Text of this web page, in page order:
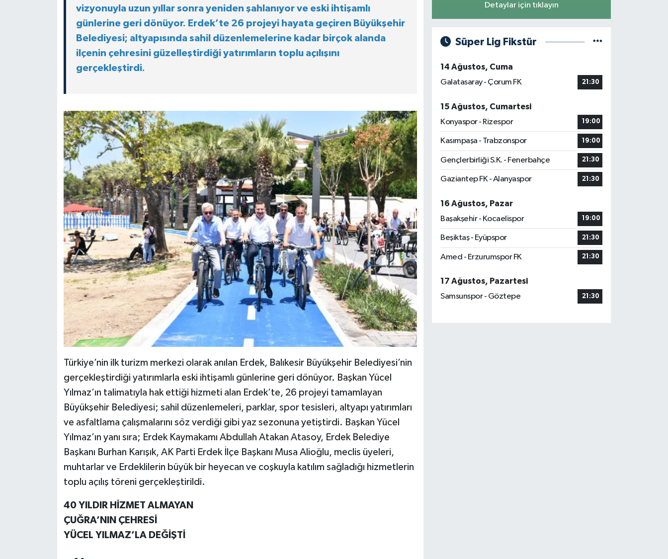
vizyonuyla uzun yıllar sonra yeniden şahlanıyor ve eski ihtişamlı
günlerine geri dönüyor. Erdek’te 26 projeyi hayata geçiren Büyükşehir
Belediyesi; altyapısında sahil düzenlemelerine kadar birçok alanda
ilçenin çehresini güzelleştirdiği yatırımların toplu açılışını
gerçekleştirdi.
Türkiye’nin ilk turizm merkezi olarak anılan Erdek, Balıkesir Büyükşehir Belediyesi’nin
gerçekleştirdiği yatırımlarla eski ihtişamlı günlerine geri dönüyor. Başkan Yücel
Yılmaz’ın talimatıyla hak ettiği hizmeti alan Erdek’te, 26 projeyi tamamlayan
Büyükşehir Belediyesi; sahil düzenlemeleri, parklar, spor tesisleri, altyapı yatırımları
ve asfaltlama çalışmalarını söz verdiği gibi yaz sezonuna yetiştirdi. Başkan Yücel
Yılmaz’ın yanı sıra; Erdek Kaymakamı Abdullah Atakan Atasoy, Erdek Belediye
Başkanı Burhan Karışık, AK Parti Erdek İlçe Başkanı Musa Alioğlu, meclis üyeleri,
muhtarlar ve Erdeklilerin büyük bir heyecan ve coşkuyla katılım sağladığı hizmetlerin
toplu açılış töreni gerçekleştirildi.
40 YILDIR HİZMET ALMAYAN
ÇUĞRA’NIN ÇEHRESİ
YÜCEL YILMAZ’LA DEĞİŞTİ
Detaylar için tıklayın
Süper Lig Fikstür
14 Ağustos, Cuma
Galatasaray - Çorum FK
21:30
15 Ağustos, Cumartesi
Konyaspor - Rizespor
19:00
Kasımpaşa - Trabzonspor 19:00
Gençlerbirliği S.K. - Fenerbahçe 21:30
Gaziantep FK - Alanyaspor 21:30
16 Ağustos, Pazar
Başakşehir - Kocaelispor
19:00
Beşiktaş - Eyüpspor 21:30
Amed - Erzurumspor FK 21:30
17 Ağustos, Pazartesi
Samsunspor - Göztepe
21:30